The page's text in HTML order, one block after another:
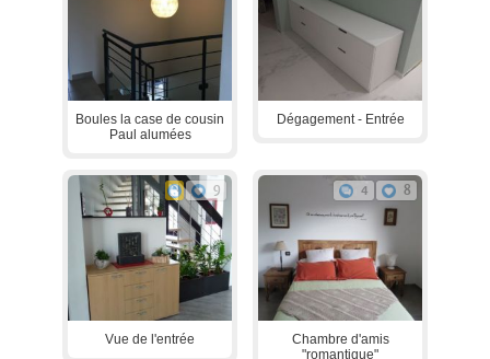
Boules la case de cousin
Paul alumées
Dégagement - Entrée
9
Vue de l'entrée
4 8
Chambre d'amis
"romantique"